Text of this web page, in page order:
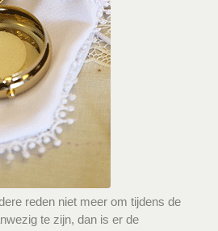
reden niet meer om tijdens de
te zijn, dan is er de